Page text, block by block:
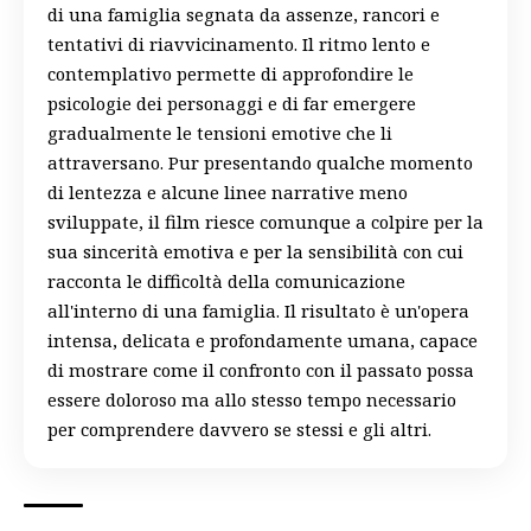
di una famiglia segnata da assenze, rancori e
tentativi di riavvicinamento. Il ritmo lento e
contemplativo permette di approfondire le
psicologie dei personaggi e di far emergere
gradualmente le tensioni emotive che li
attraversano. Pur presentando qualche momento
di lentezza e alcune linee narrative meno
sviluppate, il film riesce comunque a colpire per la
sua sincerità emotiva e per la sensibilità con cui
racconta le difficoltà della comunicazione
all'interno di una famiglia. Il risultato è un'opera
intensa, delicata e profondamente umana, capace
di mostrare come il confronto con il passato possa
essere doloroso ma allo stesso tempo necessario
per comprendere davvero se stessi e gli altri.